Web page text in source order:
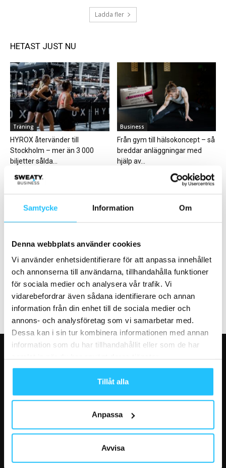
Samtycke Information Om
Denna webbplats använder cookies
Vi använder enhetsidentifierare för att anpassa innehållet
och annonserna till användarna, tillhandahålla funktioner
för sociala medier och analysera vår trafik. Vi
vidarebefordrar även sådana identifierare och annan
information från din enhet till de sociala medier och
annons- och analysföretag som vi samarbetar med.
Dessa kan i sin tur kombinera informationen med annan
information som du har tillhandahållit eller som de har
Tillåt alla
Anpassa
Avvisa
Ladda fler
HETAST JUST NU
Träning
HYROX återvänder till
Stockholm – mer än 3 000
biljetter sålda...
Business
Från gym till hälsokoncept – så
breddar anläggningar med
hjälp av...
Business Business
Gymskolan med BRP | Wondr:
Framgångsrika affärsplaner –
en väg till...
VÅRA FAVORITER
Nike satsar på hybridträning när Hyrox formar
AI kommer aldrig kunna ersätta en frukost